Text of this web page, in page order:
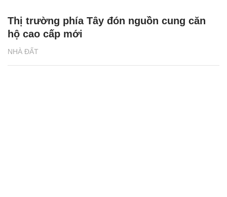
NHÀ ĐẤT
Thị trường phía Tây đón nguồn cung căn
hộ cao cấp mới